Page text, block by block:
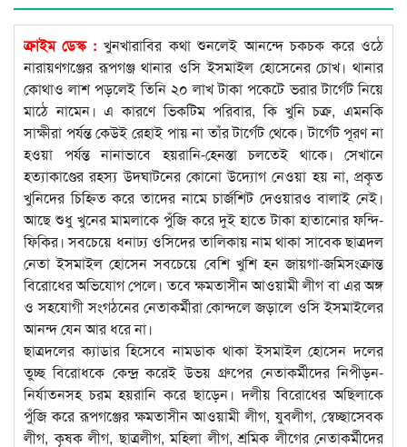
ক্রাইম ডেস্ক : খুনখারাবির কথা শুনলেই আনন্দে চকচক করে ওঠে
নারায়ণগঞ্জের রূপগঞ্জ থানার ওসি ইসমাইল হোসেনের চোখ। থানার
কোথাও লাশ পড়লেই তিনি ২০ লাখ টাকা পকেটে ভরার টার্গেট নিয়ে
মাঠে নামেন। এ কারণে ভিকটিম পরিবার, কি খুনি চক্র, এমনকি
সাক্ষীরা পর্যন্ত কেউই রেহাই পায় না তাঁর টার্গেট থেকে। টার্গেট পূরণ না
হওয়া পর্যন্ত নানাভাবে হয়রানি-হেনস্তা চলতেই থাকে। সেখানে
হত্যাকাণ্ডের রহস্য উদ্ঘাটনের কোনো উদ্যোগ নেওয়া হয় না, প্রকৃত
খুনিদের চিহ্নিত করে তাদের নামে চার্জশিট দেওয়ারও বালাই নেই।
আছে শুধু খুনের মামলাকে পুঁজি করে দুই হাতে টাকা হাতানোর ফন্দি-
ফিকির। সবচেয়ে ধনাঢ্য ওসিদের তালিকায় নাম থাকা সাবেক ছাত্রদল
নেতা ইসমাইল হোসেন সবচেয়ে বেশি খুশি হন জায়গা-জমিসংক্রান্ত
বিরোধের অভিযোগ পেলে। তবে ক্ষমতাসীন আওয়ামী লীগ বা এর অঙ্গ
ও সহযোগী সংগঠনের নেতাকর্মীরা কোন্দলে জড়ালে ওসি ইসমাইলের
আনন্দ যেন আর ধরে না।
ছাত্রদলের ক্যাডার হিসেবে নামডাক থাকা ইসমাইল হোসেন দলের
তুচ্ছ বিরোধকে কেন্দ্র করেই উভয় গ্রুপের নেতাকর্মীদের নিপীড়ন-
নির্যাতনসহ চরম হয়রানি করে ছাড়েন। দলীয় বিরোধের অছিলাকে
পুঁজি করে রূপগঞ্জের ক্ষমতাসীন আওয়ামী লীগ, যুবলীগ, স্বেচ্ছাসেবক
লীগ, কৃষক লীগ, ছাত্রলীগ, মহিলা লীগ, শ্রমিক লীগের নেতাকর্মীদের